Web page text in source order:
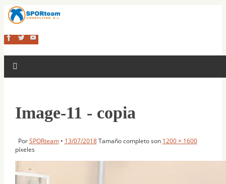
Image-11 - copia
PorSPORteam • 13/07/2018 Tamaño completo son 1200 × 1600
píxeles